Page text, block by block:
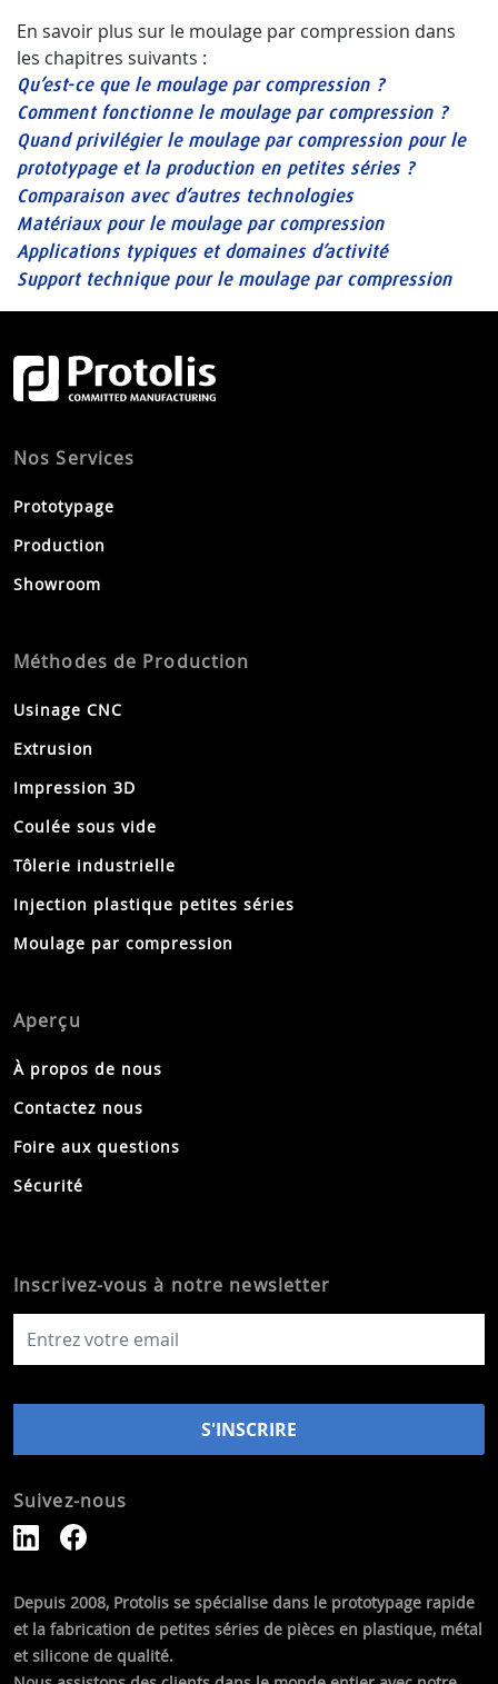
En savoir plus sur le moulage par compression dans
les chapitres suivants :
Qu’est-ce que le moulage par compression ?
Comment fonctionne le moulage par compression ?
Quand privilégier le moulage par compression pour le
prototypage et la production en petites séries ?
Comparaison avec d’autres technologies
Matériaux pour le moulage par compression
Applications typiques et domaines d’activité
Support technique pour le moulage par compression
Nos Services
Prototypage
Production
Showroom
Méthodes de Production
Usinage CNC
Extrusion
Impression 3D
Coulée sous vide
Tôlerie industrielle
Injection plastique petites séries
Moulage par compression
Aperçu
À propos de nous
Contactez nous
Foire aux questions
Sécurité
Inscrivez-vous à notre newsletter
Suivez-nous
Depuis 2008, Protolis se spécialise dans le prototypage rapide
et la fabrication de petites séries de pièces en plastique, métal
et silicone de qualité.